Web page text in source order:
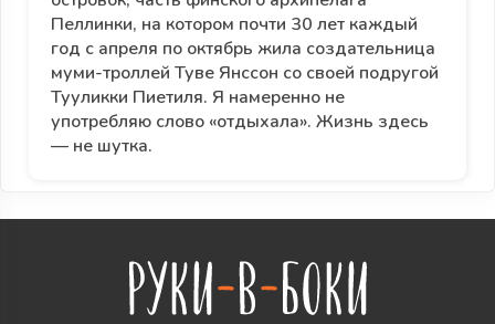
Пеллинки, на котором почти 30 лет каждый
год с апреля по октябрь жила создательница
муми-троллей Туве Янссон со своей подругой
Тууликки Пиетиля. Я намеренно не
употребляю слово «отдыхала». Жизнь здесь
— не шутка.